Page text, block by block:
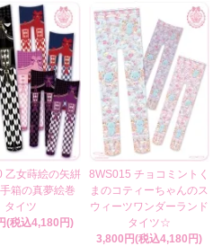
乙女蒔絵の矢絣
箱の真夢絵巻
タイツ
(税込4,180円)
8WS015 チョコミントく
まのコティーちゃんのス
ウィーツワンダーランド
タイツ☆
3,800円(税込4,180円)